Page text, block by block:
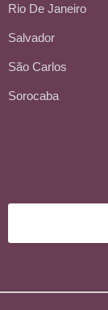
Rio De Janeiro
Salvador
São Carlos
Sorocaba